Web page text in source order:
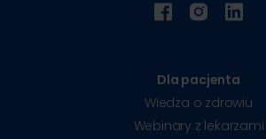
Dla pacjenta
Wiedza o zdrowiu
Webinary z lekarzami